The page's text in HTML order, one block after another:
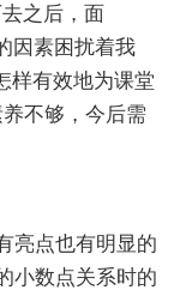
之后，面
因素困扰着我
样有效地为课堂
不够，今后需
亮点也有明显的
小数点关系时的